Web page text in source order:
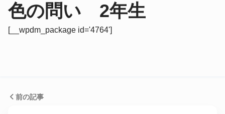
色の問い 2年生
[__wpdm_package id='4764']
前の記事